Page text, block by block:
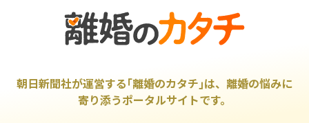
朝日新聞社が運営する｢離婚のカタチ｣は、離婚の悩みに
寄り添うポータルサイトです。